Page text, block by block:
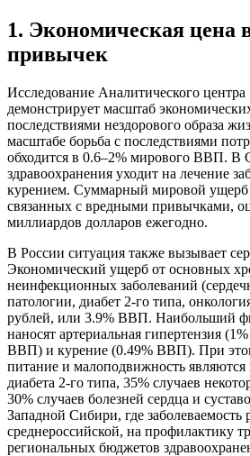
1. Экономическая цена
привычек
Исследование Аналитического центра
демонстрирует масштаб
последствиями нездорового образа
масштабе борьба с последствиями
обходится в 0.6–2% мирового ВВП.
здравоохранения уходит на лечение
курением. Суммарный мировой ущерб
связанных с вредными привычками,
миллиардов долларов ежегодно.
В России ситуация также вызывает
Экономический ущерб от основных
неинфекционных заболеваний
патологии, диабет 2-го типа,
рублей, или 3.9% ВВП. Наибольший
наносят артериальная гипертензия
ВВП) и курение (0.49% ВВП). При
питание и малоподвижность
диабета 2-го типа, 35% случаев
30% случаев болезней сердца и
Западной Сибири, где
среднероссийской, на профилактику
региональных бюджетов